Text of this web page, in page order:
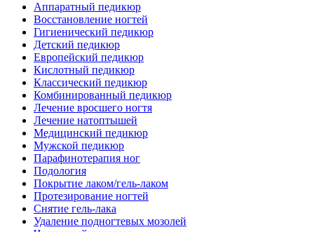
Аппаратный педикюр
Восстановление ногтей
Гигиенический педикюр
Детский педикюр
Европейский педикюр
Кислотный педикюр
Классический педикюр
Комбинированный педикюр
Лечение вросшего ногтя
Лечение натоптышей
Медицинский педикюр
Мужской педикюр
Парафинотерапия ног
Подология
Покрытие лаком/гель-лаком
Протезирование ногтей
Снятие гель-лака
Удаление подногтевых мозолей